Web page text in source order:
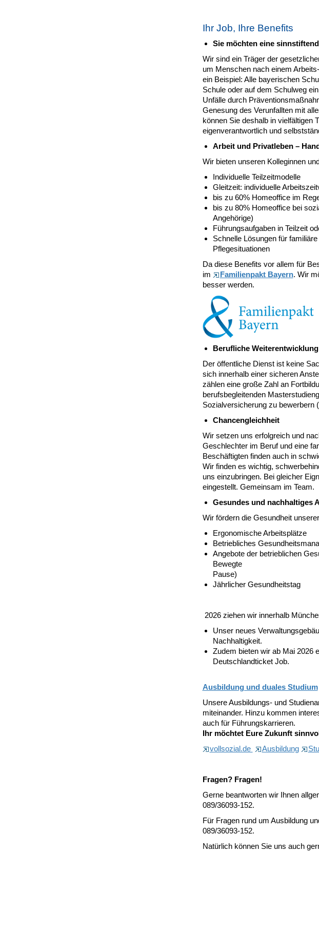
Ihr Job, Ihre Benefits
Sie möchten eine
Wir sind ein Träger der
um Menschen nach einem
ein Beispiel: Alle bayerischen
Schule oder auf dem Schulweg
Unfälle durch
Genesung des Verunfallten mit
können Sie deshalb in vielfältigen
eigenverantwortlich und
Arbeit und Privatleben –
Wir bieten unseren Kolleginnen
Individuelle Teilzeitmodelle
Gleitzeit: individuelle
bis zu 60% Homeoffice im
bis zu 80% Homeoffice bei
Angehörige)
Führungsaufgaben in Teilzeit
Schnelle Lösungen für
Pflegesituationen
Da diese Benefits vor allem für
im
Familienpakt Bayern. Wir
besser werden.
Berufliche Weiterentwicklung
Der öffentliche Dienst ist keine
sich innerhalb einer sicheren
zählen eine große Zahl an
berufsbegleitenden
Sozialversicherung zu bewerbern
Chancengleichheit
Wir setzen uns erfolgreich und
Geschlechter im Beruf und eine
Beschäftigten finden auch in
Wir finden es wichtig,
uns einzubringen. Bei gleicher
eingestellt. Gemeinsam im Team.
Gesundes und nachhaltiges
Wir fördern die Gesundheit
Ergonomische Arbeitsplätze
Betriebliches
Angebote der betrieblichen
Bewegte
Pause)
Jährlicher Gesundheitstag
2026 ziehen wir innerhalb
Unser neues
Nachhaltigkeit.
Zudem bieten wir ab Mai 2026
Deutschlandticket Job.
Ausbildung und duales Studium
Unsere Ausbildungs- und
miteinander. Hinzu kommen
auch für Führungskarrieren.
Ihr möchtet Eure Zukunft
vollsozial.de
Ausbildung
Fragen? Fragen!
Gerne beantworten wir Ihnen
089/36093-152.
Für Fragen rund um Ausbildung
089/36093-152.
Natürlich können Sie uns auch